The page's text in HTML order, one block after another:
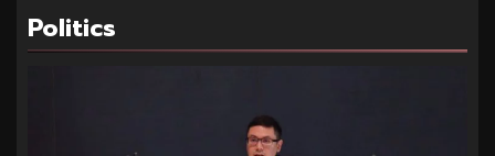
Politics